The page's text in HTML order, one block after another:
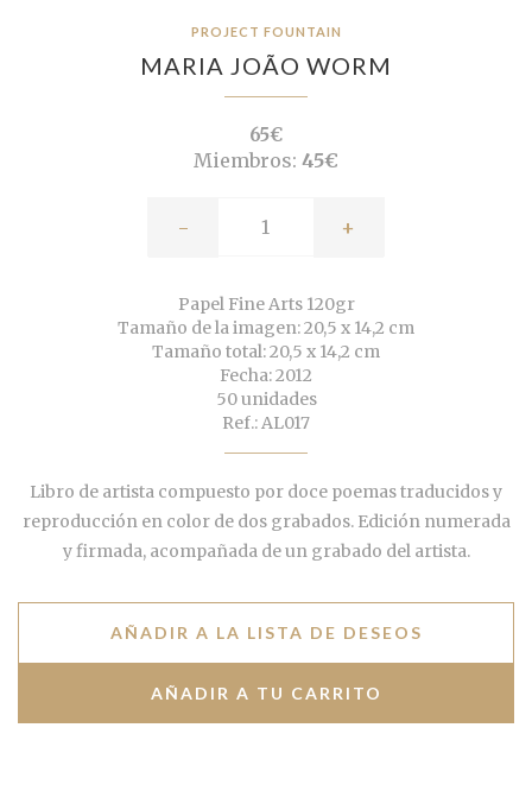
PROJECT FOUNTAIN
MARIA JOÃO WORM
65€
Miembros: 45€
- +
Papel Fine Arts 120gr
Tamaño de la imagen: 20,5 x 14,2 cm
Tamaño total: 20,5 x 14,2 cm
Fecha: 2012
50 unidades
Ref.: AL017
Libro de artista compuesto por doce poemas traducidos y
reproducción en color de dos grabados. Edición numerada
y firmada, acompañada de un grabado del artista.
AÑADIR A LA LISTA DE DESEOS